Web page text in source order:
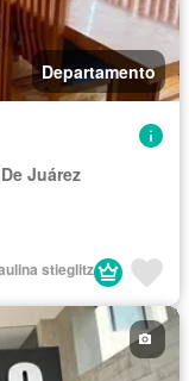
Departamento
Juárez
stieglitz